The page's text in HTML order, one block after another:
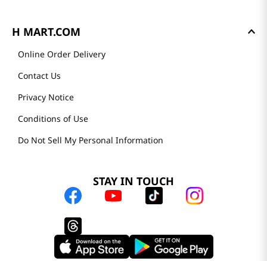
H MART.COM
Online Order Delivery
Contact Us
Privacy Notice
Conditions of Use
Do Not Sell My Personal Information
STAY IN TOUCH